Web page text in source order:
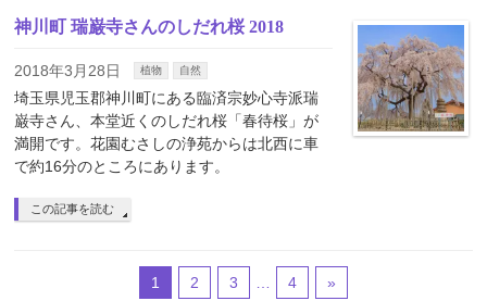
神川町 瑞巌寺さんのしだれ桜 2018
2018年3月28日 植物 自然
埼玉県児玉郡神川町にある臨済宗妙心寺派瑞
巌寺さん、本堂近くのしだれ桜「春待桜」が
満開です。花園むさしの浄苑からは北西に車
で約16分のところにあります。
この記事を読む
1 2 3 4 »